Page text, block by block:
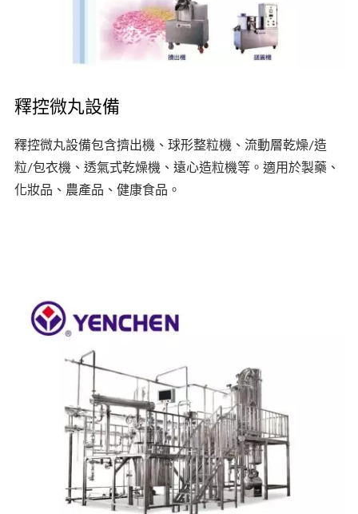
釋控微丸設備
釋控微丸設備包含擠出機、球形整粒機、流動層乾燥/造
粒/包衣機、透氣式乾燥機、遠心造粒機等。適用於製藥、
化妝品、農產品、健康食品。